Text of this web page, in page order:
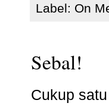
Label: On
Sebal!
Cukup